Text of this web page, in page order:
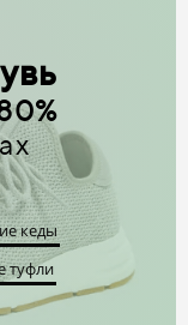
кеды
туфли